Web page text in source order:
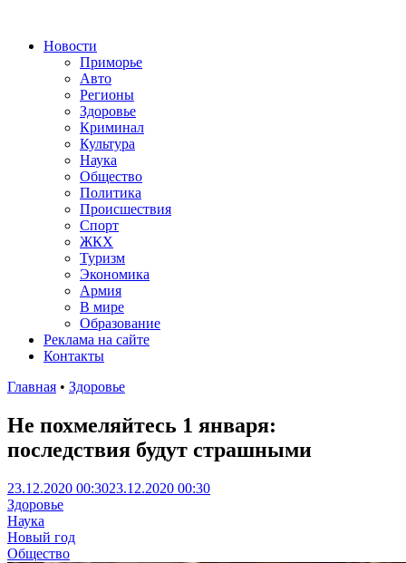
Новости
Приморье
Авто
Регионы
Здоровье
Криминал
Культура
Наука
Общество
Политика
Происшествия
Спорт
ЖКХ
Туризм
Экономика
Армия
В мире
Образование
Реклама на сайте
Контакты
Главная • Здоровье
Не похмеляйтесь 1 января:
последствия будут страшными
23.12.2020 00:3023.12.2020 00:30
Здоровье
Наука
Новый год
Общество